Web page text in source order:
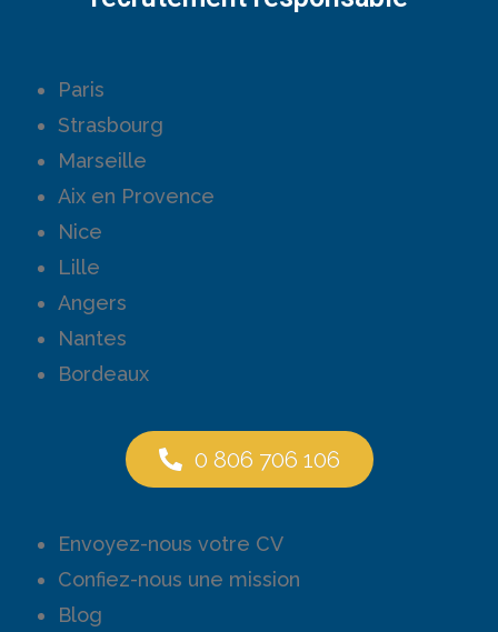
Paris
Strasbourg
Marseille
Aix en Provence
Nice
Lille
Angers
Nantes
Bordeaux
0 806 706 106
Envoyez-nous votre CV
Confiez-nous une mission
Blog